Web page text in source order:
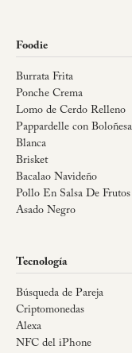
Foodie
Burrata Frita
Ponche Crema
Lomo de Cerdo Relleno
Pappardelle con Boloñesa
Blanca
Brisket
Bacalao Navideño
Pollo En Salsa De
Asado Negro
Tecnología
Búsqueda de Pareja
Criptomonedas
Alexa
NFC del iPhone